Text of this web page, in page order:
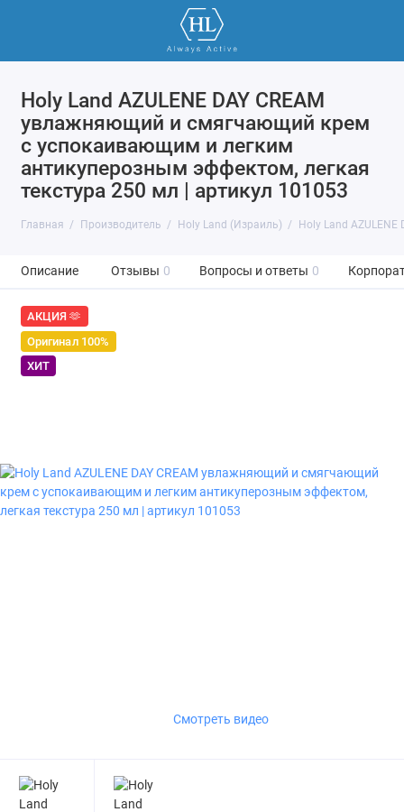
Holy Land AZULENE DAY CREAM
увлажняющий и смягчающий крем
с успокаивающим и легким
антикуперозным эффектом, легкая
текстура 250 мл | артикул 101053
Главная Производитель Holy Land (Израиль) Holy Land
Описание Отзывы 0 Вопросы и ответы 0
АКЦИЯ 🫶
Оригинал 100%
ХИТ
Смотреть видео